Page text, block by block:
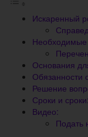
Искаренный
Основания
Обязанности
Решение
Сроки и
Видео:
Подать